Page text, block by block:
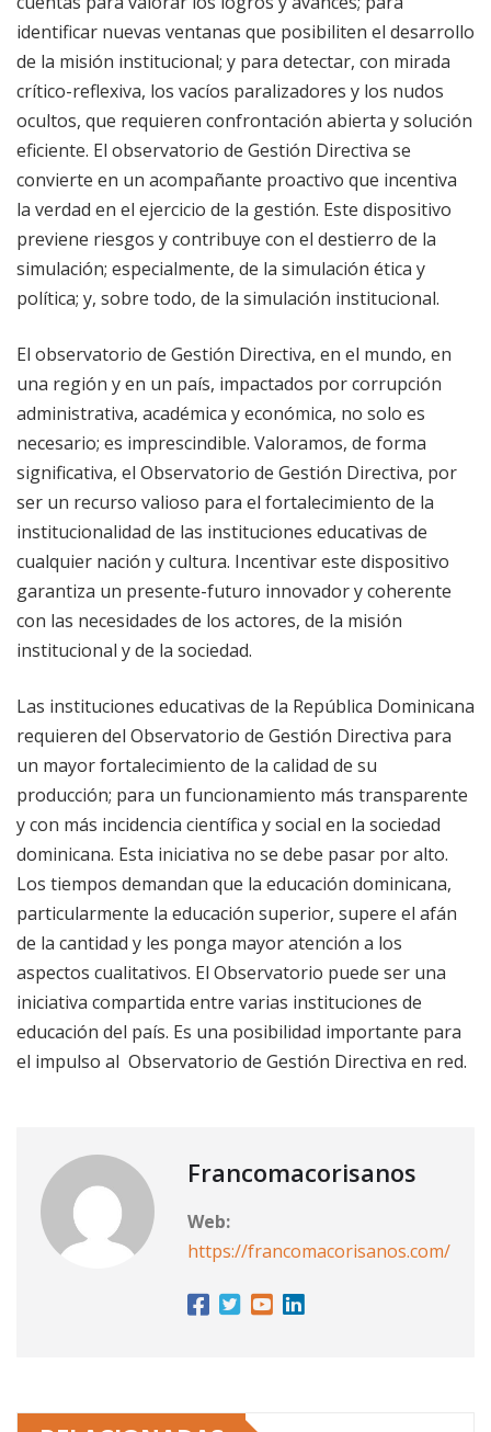
identificar nuevas ventanas que posibiliten el desarrollo
de la misión institucional; y para detectar, con mirada
crítico-reflexiva, los vacíos paralizadores y los nudos
ocultos, que requieren confrontación abierta y solución
eficiente. El observatorio de Gestión Directiva se
convierte en un acompañante proactivo que incentiva
la verdad en el ejercicio de la gestión. Este dispositivo
previene riesgos y contribuye con el destierro de la
simulación; especialmente, de la simulación ética y
política; y, sobre todo, de la simulación institucional.
El observatorio de Gestión Directiva, en el mundo, en
una región y en un país, impactados por corrupción
administrativa, académica y económica, no solo es
necesario; es imprescindible. Valoramos, de forma
significativa, el Observatorio de Gestión Directiva, por
ser un recurso valioso para el fortalecimiento de la
institucionalidad de las instituciones educativas de
cualquier nación y cultura. Incentivar este dispositivo
garantiza un presente-futuro innovador y coherente
con las necesidades de los actores, de la misión
institucional y de la sociedad.
Las instituciones educativas de la República Dominicana
requieren del Observatorio de Gestión Directiva para
un mayor fortalecimiento de la calidad de su
producción; para un funcionamiento más transparente
y con más incidencia científica y social en la sociedad
dominicana. Esta iniciativa no se debe pasar por alto.
Los tiempos demandan que la educación dominicana,
particularmente la educación superior, supere el afán
de la cantidad y les ponga mayor atención a los
aspectos cualitativos. El Observatorio puede ser una
iniciativa compartida entre varias instituciones de
educación del país. Es una posibilidad importante para
el impulso al Observatorio de Gestión Directiva en red.
Francomacorisanos
Web:
https://francomacorisanos.com/